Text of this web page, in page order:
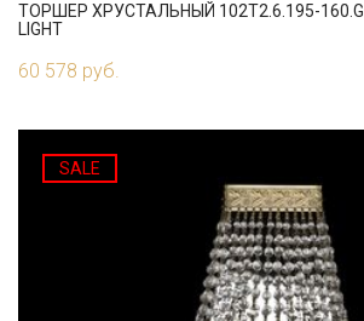
ТОРШЕР ХРУСТАЛЬНЫЙ 102T2.6.195-160.G
LIGHT
60 578 руб.
SALE